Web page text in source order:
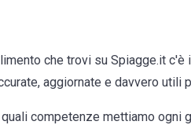
che trovi su Spiagge.it c'è
aggiornate e davvero utili
competenze mettiamo